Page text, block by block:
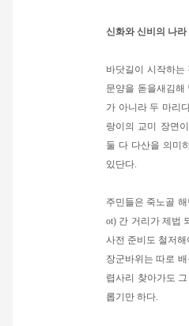
신화와 신비의 나라
바닷길이 시작하
문양을 돋을새김
가 아니라 두 마리
랑이의 교미 장면
둘 다 다산을 의미
있단다.
주민들은 죽노골
ot) 간 거리가 제법
사전 준비도 철저
장군바위는 따로
렵사리 찾아가도
롭기만 하다.